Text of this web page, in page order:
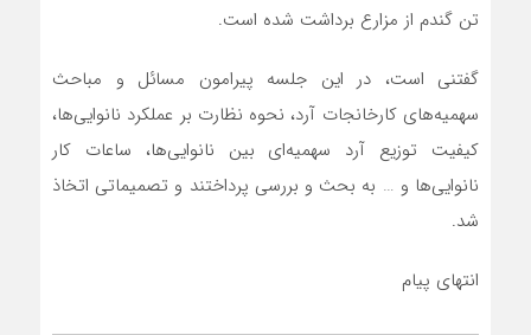
تن گندم از مزارع برداشت شده است.
گفتنی است، در این جلسه پیرامون مسائل و مباحث
سهمیه‌های کارخانجات آرد، نحوه نظارت بر عملکرد نانوایی‌ها،
کیفیت توزیع آرد سهمیه‌ای بین نانوایی‌ها، ساعات کار
نانوایی‌ها و … به بحث و بررسی پرداختند و تصمیماتی اتخاذ
شد.
انتهای پیام